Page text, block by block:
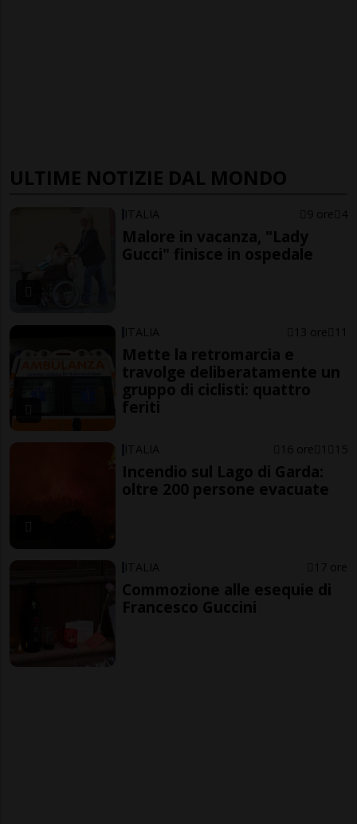
ULTIME NOTIZIE DAL MONDO
ITALIA 9 ore 4
Malore in vacanza, "Lady
Gucci" finisce in ospedale
ITALIA 13 ore 11
Mette la retromarcia e
travolge deliberatamente un
gruppo di ciclisti: quattro
feriti
ITALIA 16 ore 1 15
Incendio sul Lago di Garda:
oltre 200 persone evacuate
ITALIA 17 ore
Commozione alle esequie di
Francesco Guccini